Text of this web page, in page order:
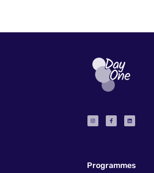
Programmes